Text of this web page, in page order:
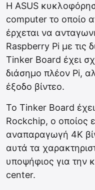
H ASUS
computer το οποίο
έρχεται να
Raspberry Pi με τις
Tinker Board έχει
διάσημο πλέον Pi,
έξοδο βίντεο.
Το Tinker Board
Rockchip, ο οποίος
αναπαραγωγή 4Κ
αυτά τα
υποψήφιος για την
center.